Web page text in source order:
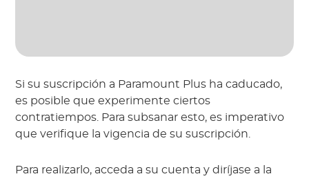
Si su suscripción a Paramount Plus ha caducado,
es posible que experimente ciertos
contratiempos. Para subsanar esto, es imperativo
que verifique la vigencia de su suscripción.
Para realizarlo, acceda a su cuenta y diríjase a la